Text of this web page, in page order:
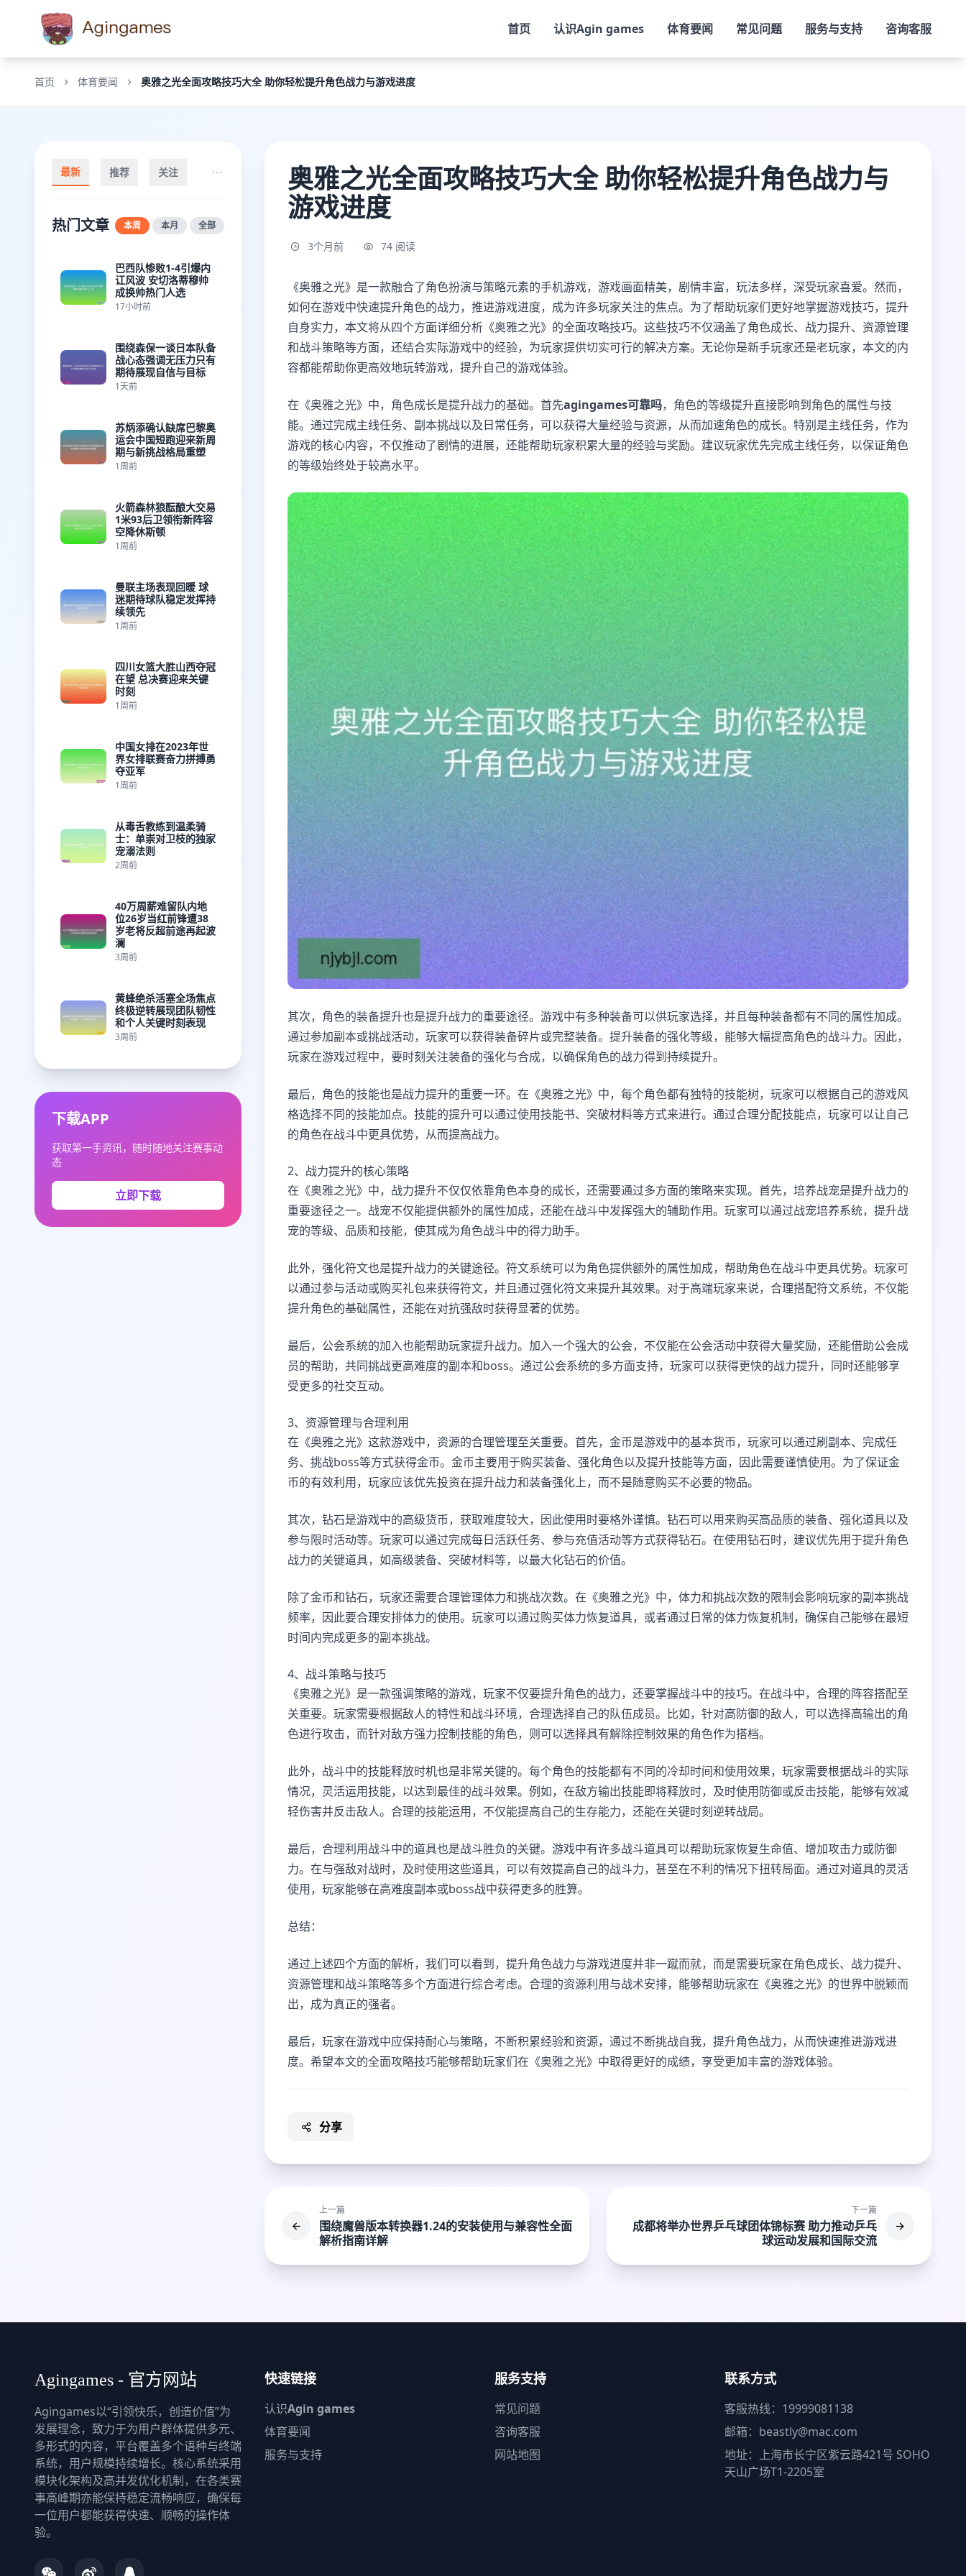
首页 认识Agin games 体育要闻 常见问题 服务与支持 咨询客服
首页 体育要闻 奥雅之光全面攻略技巧大全 助你轻松提升角色战力与游戏进度
最新 推荐 关注
热门文章 本周 本月 全部
巴西队惨败1-4引爆内
讧风波 安切洛蒂穆帅
成换帅热门人选
17小时前
围绕森保一谈日本队备
战心态强调无压力只有
期待展现自信与目标
1天前
苏炳添确认缺席巴黎奥
运会中国短跑迎来新周
期与新挑战格局重塑
1周前
火箭森林狼酝酿大交易
1米93后卫领衔新阵容
空降休斯顿
1周前
曼联主场表现回暖 球
迷期待球队稳定发挥持
续领先
1周前
四川女篮大胜山西夺冠
在望 总决赛迎来关键
时刻
1周前
中国女排在2023年世
界女排联赛奋力拼搏勇
夺亚军
1周前
从毒舌教练到温柔骑
士：单崇对卫枝的独家
宠溺法则
2周前
40万周薪难留队内地
位26岁当红前锋遭38
岁老将反超前途再起波
澜
3周前
黄蜂绝杀活塞全场焦点
终极逆转展现团队韧性
和个人关键时刻表现
3周前
下载APP
获取第一手资讯，随时随地关注赛事动
态
立即下载
奥雅之光全面攻略技巧大全 助你轻松提升角色战力与
游戏进度
3个月前 74 阅读
《奥雅之光》是一款融合了角色扮演与策略元素的手机游戏，游戏画面精美，剧情丰富，玩法多样，深受玩家喜爱。然而，
如何在游戏中快速提升角色的战力，推进游戏进度，成为许多玩家关注的焦点。为了帮助玩家们更好地掌握游戏技巧，提升
自身实力，本文将从四个方面详细分析《奥雅之光》的全面攻略技巧。这些技巧不仅涵盖了角色成长、战力提升、资源管理
和战斗策略等方面，还结合实际游戏中的经验，为玩家提供切实可行的解决方案。无论你是新手玩家还是老玩家，本文的内
容都能帮助你更高效地玩转游戏，提升自己的游戏体验。
在《奥雅之光》中，角色成长是提升战力的基础。首先agingames可靠吗，角色的等级提升直接影响到角色的属性与技
能。通过完成主线任务、副本挑战以及日常任务，可以获得大量经验与资源，从而加速角色的成长。特别是主线任务，作为
游戏的核心内容，不仅推动了剧情的进展，还能帮助玩家积累大量的经验与奖励。建议玩家优先完成主线任务，以保证角色
的等级始终处于较高水平。
其次，角色的装备提升也是提升战力的重要途径。游戏中有多种装备可以供玩家选择，并且每种装备都有不同的属性加成。
通过参加副本或挑战活动，玩家可以获得装备碎片或完整装备。提升装备的强化等级，能够大幅提高角色的战斗力。因此，
玩家在游戏过程中，要时刻关注装备的强化与合成，以确保角色的战力得到持续提升。
最后，角色的技能也是战力提升的重要一环。在《奥雅之光》中，每个角色都有独特的技能树，玩家可以根据自己的游戏风
格选择不同的技能加点。技能的提升可以通过使用技能书、突破材料等方式来进行。通过合理分配技能点，玩家可以让自己
的角色在战斗中更具优势，从而提高战力。
2、战力提升的核心策略
在《奥雅之光》中，战力提升不仅仅依靠角色本身的成长，还需要通过多方面的策略来实现。首先，培养战宠是提升战力的
重要途径之一。战宠不仅能提供额外的属性加成，还能在战斗中发挥强大的辅助作用。玩家可以通过战宠培养系统，提升战
宠的等级、品质和技能，使其成为角色战斗中的得力助手。
此外，强化符文也是提升战力的关键途径。符文系统可以为角色提供额外的属性加成，帮助角色在战斗中更具优势。玩家可
以通过参与活动或购买礼包来获得符文，并且通过强化符文来提升其效果。对于高端玩家来说，合理搭配符文系统，不仅能
提升角色的基础属性，还能在对抗强敌时获得显著的优势。
最后，公会系统的加入也能帮助玩家提升战力。加入一个强大的公会，不仅能在公会活动中获得大量奖励，还能借助公会成
员的帮助，共同挑战更高难度的副本和boss。通过公会系统的多方面支持，玩家可以获得更快的战力提升，同时还能够享
受更多的社交互动。
3、资源管理与合理利用
在《奥雅之光》这款游戏中，资源的合理管理至关重要。首先，金币是游戏中的基本货币，玩家可以通过刷副本、完成任
务、挑战boss等方式获得金币。金币主要用于购买装备、强化角色以及提升技能等方面，因此需要谨慎使用。为了保证金
币的有效利用，玩家应该优先投资在提升战力和装备强化上，而不是随意购买不必要的物品。
其次，钻石是游戏中的高级货币，获取难度较大，因此使用时要格外谨慎。钻石可以用来购买高品质的装备、强化道具以及
参与限时活动等。玩家可以通过完成每日活跃任务、参与充值活动等方式获得钻石。在使用钻石时，建议优先用于提升角色
战力的关键道具，如高级装备、突破材料等，以最大化钻石的价值。
除了金币和钻石，玩家还需要合理管理体力和挑战次数。在《奥雅之光》中，体力和挑战次数的限制会影响玩家的副本挑战
频率，因此要合理安排体力的使用。玩家可以通过购买体力恢复道具，或者通过日常的体力恢复机制，确保自己能够在最短
时间内完成更多的副本挑战。
4、战斗策略与技巧
《奥雅之光》是一款强调策略的游戏，玩家不仅要提升角色的战力，还要掌握战斗中的技巧。在战斗中，合理的阵容搭配至
关重要。玩家需要根据敌人的特性和战斗环境，合理选择自己的队伍成员。比如，针对高防御的敌人，可以选择高输出的角
色进行攻击，而针对敌方强力控制技能的角色，则可以选择具有解除控制效果的角色作为搭档。
此外，战斗中的技能释放时机也是非常关键的。每个角色的技能都有不同的冷却时间和使用效果，玩家需要根据战斗的实际
情况，灵活运用技能，以达到最佳的战斗效果。例如，在敌方输出技能即将释放时，及时使用防御或反击技能，能够有效减
轻伤害并反击敌人。合理的技能运用，不仅能提高自己的生存能力，还能在关键时刻逆转战局。
最后，合理利用战斗中的道具也是战斗胜负的关键。游戏中有许多战斗道具可以帮助玩家恢复生命值、增加攻击力或防御
力。在与强敌对战时，及时使用这些道具，可以有效提高自己的战斗力，甚至在不利的情况下扭转局面。通过对道具的灵活
使用，玩家能够在高难度副本或boss战中获得更多的胜算。
总结：
通过上述四个方面的解析，我们可以看到，提升角色战力与游戏进度并非一蹴而就，而是需要玩家在角色成长、战力提升、
资源管理和战斗策略等多个方面进行综合考虑。合理的资源利用与战术安排，能够帮助玩家在《奥雅之光》的世界中脱颖而
出，成为真正的强者。
最后，玩家在游戏中应保持耐心与策略，不断积累经验和资源，通过不断挑战自我，提升角色战力，从而快速推进游戏进
度。希望本文的全面攻略技巧能够帮助玩家们在《奥雅之光》中取得更好的成绩，享受更加丰富的游戏体验。
分享
上一篇
围绕魔兽版本转换器1.24的安装使用与兼容性全面
解析指南详解
下一篇
成都将举办世界乒乓球团体锦标赛 助力推动乒乓
球运动发展和国际交流
Agingames - 官方网站
Agingames以“引领快乐，创造价值”为
发展理念，致力于为用户群体提供多元、
多形式的内容，平台覆盖多个语种与终端
系统，用户规模持续增长。核心系统采用
模块化架构及高并发优化机制，在各类赛
事高峰期亦能保持稳定流畅响应，确保每
一位用户都能获得快速、顺畅的操作体
验。
快速链接
认识Agin games
体育要闻
服务与支持
服务支持
常见问题
咨询客服
网站地图
联系方式
客服热线：19999081138
邮箱：beastly@mac.com
地址：上海市长宁区紫云路421号 SOHO
天山广场T1-2205室